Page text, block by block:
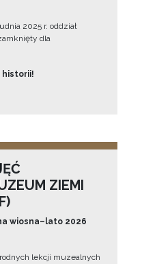
2025 r. oddział
dla
historii!
ZIEMI
wiosna–lato 2026
lekcji muzealnych